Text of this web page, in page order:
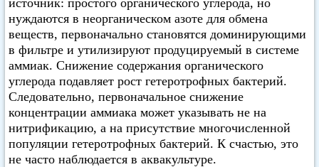
нуждаются в неорганическом азоте для обмена
веществ, первоначально становятся доминирующими
в фильтре и утилизируют продуцируемый в системе
аммиак. Снижение содержания органического
углерода подавляет рост гетеротрофных бактерий.
Следовательно, первоначальное снижение
концентрации аммиака может указывать не на
нитрификацию, а на присутствие многочисленной
популяции гетеротрофных бактерий. К счастью, это
не часто наблюдается в аквакультуре.